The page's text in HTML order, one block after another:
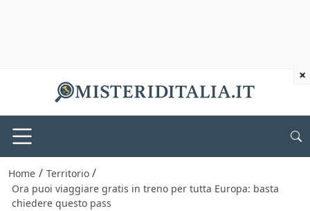
Home / Territorio /
Ora puoi viaggiare gratis in treno per tutta Europa: basta
chiedere questo pass
×